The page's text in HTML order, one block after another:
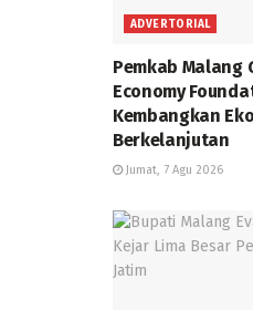
ADVERTORIAL
Pemkab Malang
Economy
Kembangkan
Berkelanjutan
Jumat, 7 Agu 2026